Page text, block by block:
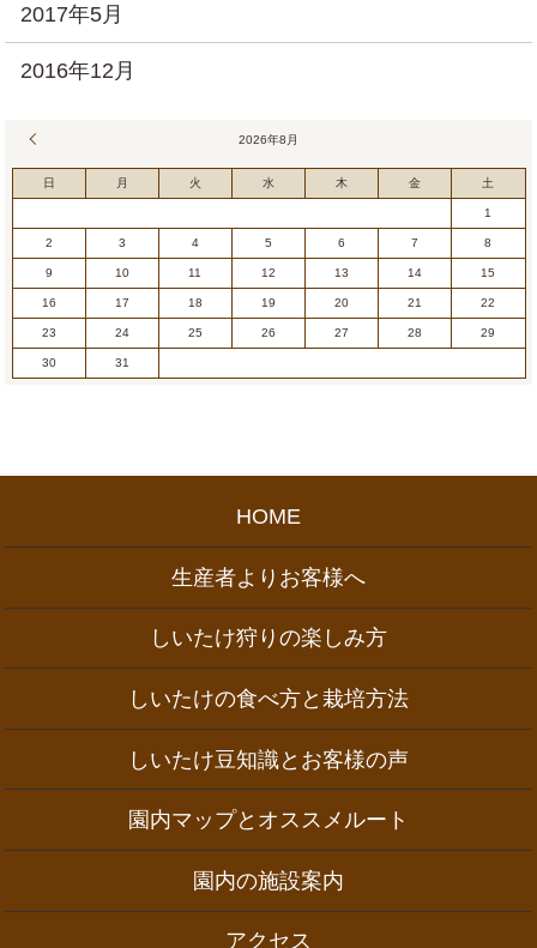
2017年5月
2016年12月
2026年8月
日 月 火 水 木 金 土
1
2 3 4 5 6 7 8
9 10 11 12 13 14 15
16 17 18 19 20 21 22
23 24 25 26 27 28 29
30 31
HOME
生産者よりお客様へ
しいたけ狩りの楽しみ方
しいたけの食べ方と栽培方法
しいたけ豆知識とお客様の声
園内マップとオススメルート
園内の施設案内
アクセス